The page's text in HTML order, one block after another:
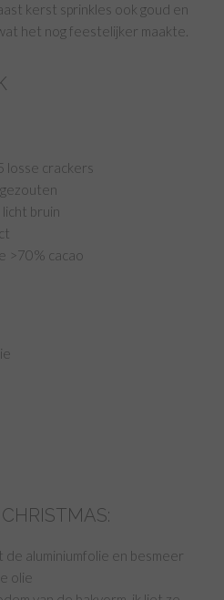
kerst sprinkles ook goud en
het nog feestelijker maakte.
losse crackers
bruin
>70% cacao
aluminiumfolie en besmeer
olie